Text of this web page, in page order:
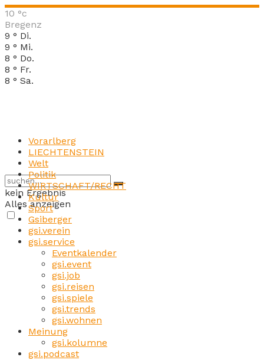
10 °c
Bregenz
9 ° Di.
9 ° Mi.
8 ° Do.
8 ° Fr.
8 ° Sa.
kein Ergebnis
Alles anzeigen
Vorarlberg
LIECHTENSTEIN
Welt
Politik
WIRTSCHAFT/RECHT
Kultur
Sport
Gsiberger
gsi.verein
gsi.service
Eventkalender
gsi.event
gsi.job
gsi.reisen
gsi.spiele
gsi.trends
gsi.wohnen
Meinung
gsi.kolumne
gsi.podcast